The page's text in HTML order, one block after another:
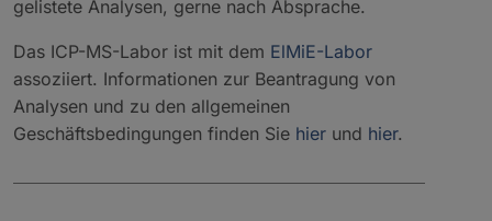
gelistete Analysen, gerne nach Absprache.
Das ICP-MS-Labor ist mit dem ElMiE-Labor
assoziiert. Informationen zur Beantragung von
Analysen und zu den allgemeinen
Geschäftsbedingungen finden Sie hier und hier.